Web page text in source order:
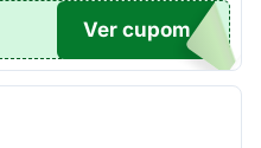
OM10
Ver cupom